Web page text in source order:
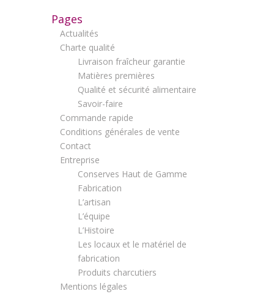
Pages
Actualités
Charte qualité
Livraison fraîcheur garantie
Matières premières
Qualité et sécurité alimentaire
Savoir-faire
Commande rapide
Conditions générales de vente
Contact
Entreprise
Conserves Haut de Gamme
Fabrication
L’artisan
L’équipe
L’Histoire
Les locaux et le matériel de
fabrication
Produits charcutiers
Mentions légales